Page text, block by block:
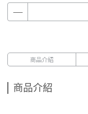
商品介紹
商品介紹